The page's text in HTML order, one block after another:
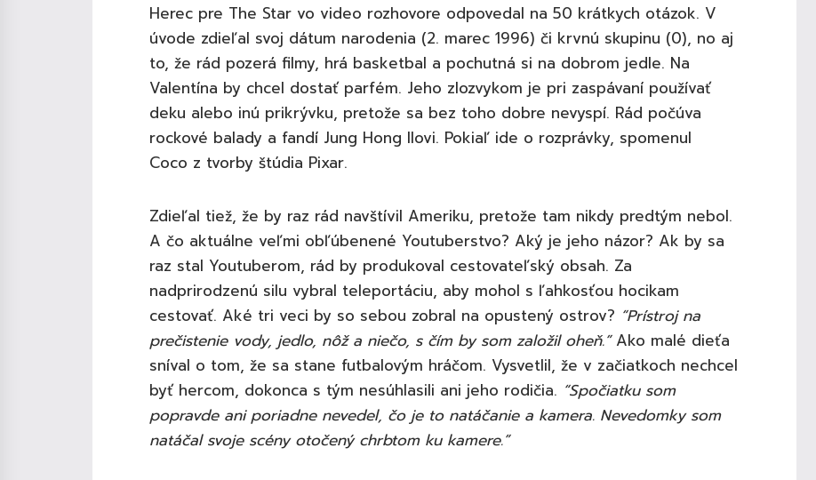
Herec pre The Star vo video rozhovore odpovedal na 50 krátkych otázok. V
úvode zdieľal svoj dátum narodenia (2. marec 1996) či krvnú skupinu (0), no aj
to, že rád pozerá filmy, hrá basketbal a pochutná si na dobrom jedle. Na
Valentína by chcel dostať parfém. Jeho zlozvykom je pri zaspávaní používať
deku alebo inú prikrývku, pretože sa bez toho dobre nevyspí. Rád počúva
rockové balady a fandí Jung Hong Ilovi. Pokiaľ ide o rozprávky, spomenul
Coco z tvorby štúdia Pixar.
Zdieľal tiež, že by raz rád navštívil Ameriku, pretože tam nikdy predtým nebol.
A čo aktuálne veľmi obľúbenené Youtuberstvo? Aký je jeho názor? Ak by sa
raz stal Youtuberom, rád by produkoval cestovateľský obsah. Za
nadprirodzenú silu vybral teleportáciu, aby mohol s ľahkosťou hocikam
cestovať. Aké tri veci by so sebou zobral na opustený ostrov? “Prístroj na
prečistenie vody, jedlo, nôž a niečo, s čím by som založil oheň.”Ako malé dieťa
sníval o tom, že sa stane futbalovým hráčom. Vysvetlil, že v začiatkoch nechcel
byť hercom, dokonca s tým nesúhlasili ani jeho rodičia. “Spočiatku som
popravde ani poriadne nevedel, čo je to natáčanie a kamera. Nevedomky som
natáčal svoje scény otočený chrbtom ku kamere.”